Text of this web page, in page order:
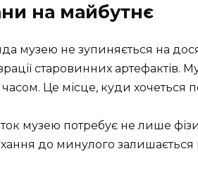
на майбутнє
музею не зупиняється на
старовинних артефактів.
часом. Це місце, куди хочеться
музею потребує не лише
до минулого